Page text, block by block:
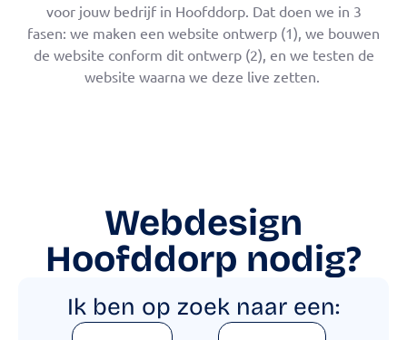
voor jouw bedrijf in Hoofddorp. Dat doen we in 3
fasen: we maken een website ontwerp (1), we bouwen
de website conform dit ontwerp (2), en we testen de
website waarna we deze live zetten.
Webdesign
Hoofddorp nodig?
Ik ben op zoek naar een: